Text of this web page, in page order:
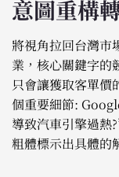
意圖重構
將視角拉回台灣市
業，核心關鍵字的
只會讓獲取客單
個重要細節:
導致汽車引擎過
粗體標示出具體的